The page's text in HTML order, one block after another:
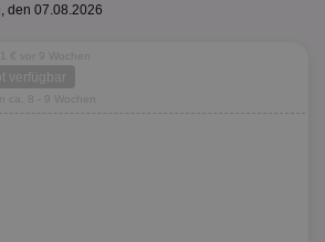
den 07.08.2026
€ vor 9 Wochen
verfügbar
ca. 8 - 9 Wochen